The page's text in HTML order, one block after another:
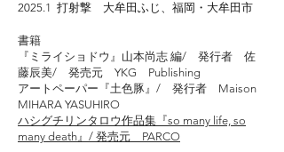
2025.1 打射撃 大牟田ふじ、福岡・大牟田市
書籍
『ミライショドウ』山本尚志 編/ 発行者 佐
藤辰美/ 発売元 YKG Publishing
アートペーパー『土色豚』/ 発行者 Maison
MIHARA YASUHIRO
ハシグチリンタロウ作品集『so many life, so
many death』/ 発売元 PARCO